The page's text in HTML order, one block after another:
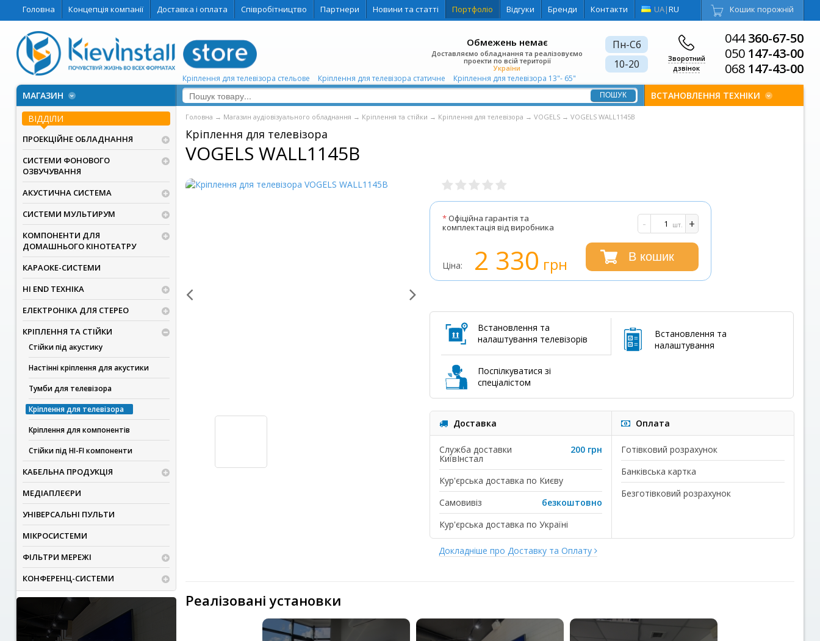
Головна Концепція компанії Доставка і оплата Співробітництво Партнери Новини та статті Портфоліо Відгуки Бренди Контакти UA|RU Кошик порожній
044360-67-50
050 147-43-00
068 147-43-00
Зворотний
дзвінок
Пн-Сб
10-20
Обмежень немає
Доставляємо обладнання та реалізовуємо
проекти по всій території
України
МАГАЗИН
Кріплення для телевізора стельове Кріплення для телевізора статичне Кріплення для телевізора 13"- 65"
ВСТАНОВЛЕННЯ ТЕХНІКИ
ВІДДІЛИ
ПРОЕКЦІЙНЕ ОБЛАДНАННЯ
СИСТЕМИ ФОНОВОГО
ОЗВУЧУВАННЯ
АКУСТИЧНА СИСТЕМА
СИСТЕМИ МУЛЬТИРУМ
КОМПОНЕНТИ ДЛЯ
ДОМАШНЬОГО КІНОТЕАТРУ
КАРАОКЕ-СИСТЕМИ
HI END ТЕХНІКА
ЕЛЕКТРОНІКА ДЛЯ СТЕРЕО
КРІПЛЕННЯ ТА СТІЙКИ
Стійки під акустику
Настінні кріплення для акустики
Тумби для телевізора
Кріплення для телевізора
Кріплення для компонентів
Стійки під HI-FI компоненти
КАБЕЛЬНА ПРОДУКЦІЯ
МЕДІАПЛЕЄРИ
УНІВЕРСАЛЬНІ ПУЛЬТИ
МІКРОСИСТЕМИ
ФІЛЬТРИ МЕРЕЖІ
КОНФЕРЕНЦ-СИСТЕМИ
Головна → Магазин аудіовізуального обладнання → Кріплення та стійки → Кріплення для телевізора → VOGELS → VOGELS WALL1145B
Кріплення для телевізора
VOGELS WALL1145B
*Офіційна гарантія та
комплектація від виробника
- +
шт.
Ціна: 2 330 грн В кошик
Встановлення та
налаштування телевізорів
Встановлення та
налаштування
Поспілкуватися зі
спеціалістом
Доставка
Служба доставки
КиївІнстал
200 грн
Кур'єрська доставка по Києву
Самовивіз
безкоштовно
Кур'єрська доставка по Україні
Оплата
Готівковий розрахунок
Банківська картка
Безготівковий розрахунок
Докладніше про Доставку та Оплату
Реалізовані установки